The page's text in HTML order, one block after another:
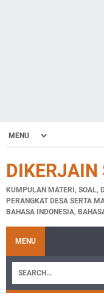
DIKERJAIN
KUMPULAN MATERI, SOAL,
PERANGKAT DESA SERTA
BAHASA INDONESIA,
MENU